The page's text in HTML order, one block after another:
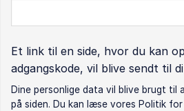
Et link til en side, hvor du kan
adgangskode, vil blive sendt til
Dine personlige data vil blive brugt til
på siden. Du kan læse vores Politik